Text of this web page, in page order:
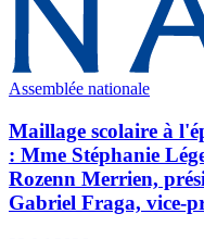
Assemblée nationale
Maillage scolaire à
: Mme Stéphanie
Rozenn Merrien,
Gabriel Fraga, vice-